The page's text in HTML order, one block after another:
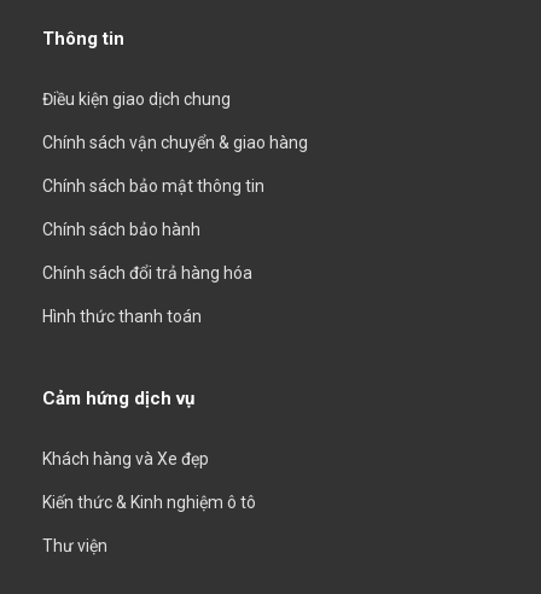
Thông tin
Điều kiện giao dịch chung
Chính sách vận chuyển & giao hàng
Chính sách bảo mật thông tin
Chính sách bảo hành
Chính sách đổi trả hàng hóa
Hình thức thanh toán
Cảm hứng dịch vụ
Khách hàng và Xe đẹp
Kiến thức & Kinh nghiệm ô tô
Thư viện